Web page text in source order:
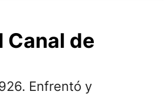
Canal de
Enfrentó y